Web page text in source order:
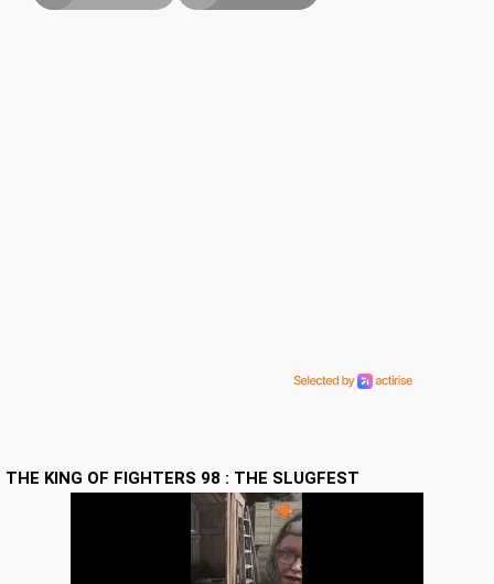
THE KING OF FIGHTERS 98 : THE SLUGFEST